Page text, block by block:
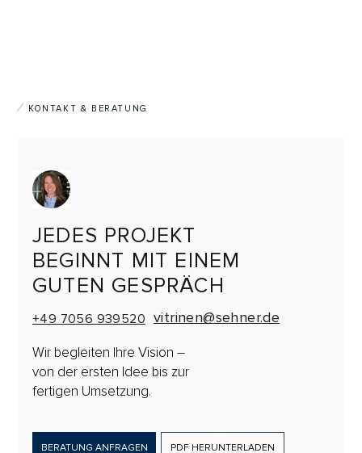
JEDES PROJEKT
BEGINNT MIT EINEM
GUTEN GESPRÄCH
Wir begleiten Ihre Vision –
von der ersten Idee bis zur
fertigen Umsetzung.
+49 7056 939520 vitrinen@sehner.de
BERATUNG ANFRAGEN PDF HERUNTERLADEN
KONTAKT & BERATUNG